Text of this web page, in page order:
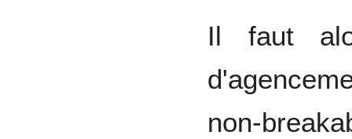
Il faut
non-